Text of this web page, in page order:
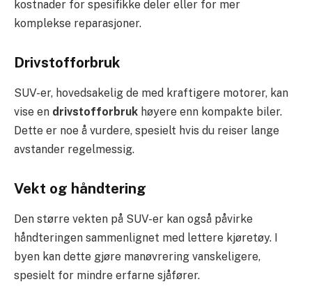
kostnader for spesifikke deler eller for mer
komplekse reparasjoner.
Drivstofforbruk
SUV-er, hovedsakelig de med kraftigere motorer, kan
vise en drivstofforbruk høyere enn kompakte biler.
Dette er noe å vurdere, spesielt hvis du reiser lange
avstander regelmessig.
Vekt og håndtering
Den større vekten på SUV-er kan også påvirke
håndteringen sammenlignet med lettere kjøretøy. I
byen kan dette gjøre manøvrering vanskeligere,
spesielt for mindre erfarne sjåfører.